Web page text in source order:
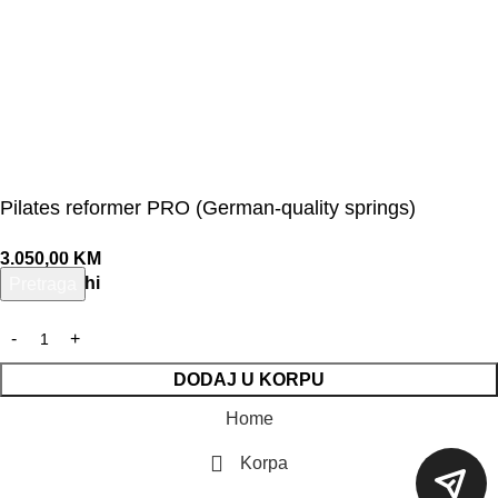
Pilates reformer PRO (German-quality springs)
3.050,00 KM
3 na zalihi
DODAJ U KORPU
Home
Korpa